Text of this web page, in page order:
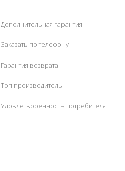
Дополнительная гарантия
Заказать по телефону
Гарантия возврата
Топ производитель
Удовлетворенность потребителя